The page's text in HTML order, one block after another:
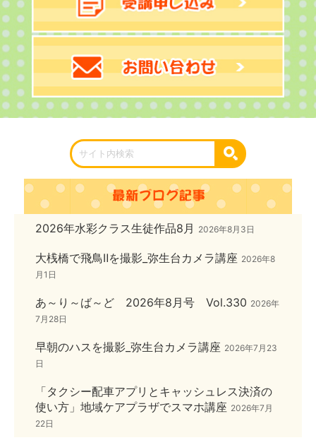
2026年水彩クラス生徒作品8月 2026年8月3日
大桟橋で飛鳥Ⅱを撮影_弥生台カメラ講座 2026年8
月1日
あ～り～ば～ど 2026年8月号 Vol.330 2026年
7月28日
早朝のハスを撮影_弥生台カメラ講座 2026年7月23
日
「タクシー配車アプリとキャッシュレス決済の
使い方」地域ケアプラザでスマホ講座 2026年7月
22日